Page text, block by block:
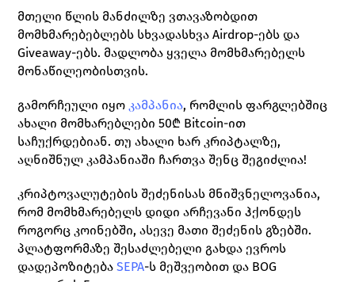
მთელი წლის მანძილზე ვთავაზობდით
მომხმარებებლებს სხვადასხვა Airdrop-ებს და
Giveaway-ებს. მადლობა ყველა მომხმარებელს
მონაწილეობისთვის.
გამორჩეული იყო კამპანია, რომლის ფარგლებშიც
ახალი მომხარებლები 50₾ Bitcoin-ით
საჩუქრდებიან. თუ ახალი ხარ კრიპტალზე,
აღნიშნულ კამპანიაში ჩართვა შენც შეგიძლია!
კრიპტოვალუტების შეძენისას მნიშვნელოვანია,
რომ მომხმარებელს დიდი არჩევანი ჰქონდეს
როგორც კოინებში, ასევე მათი შეძენის გზებში.
პლატფორმაზე შესაძლებელი გახდა ევროს
დადეპოზიტება SEPA-ს მეშვეობით და BOG